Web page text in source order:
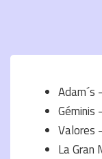
Adam´s
Géminis
Valores
La Gran